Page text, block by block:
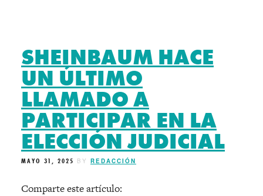
SHEINBAUM HACE
UN ÚLTIMO
LLAMADO A
PARTICIPAR EN LA
ELECCIÓN JUDICIAL
MAYO 31, 2025 BY REDACCIÓN
Comparte este artículo: